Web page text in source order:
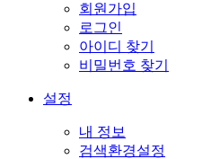
회원가입
로그인
아이디 찾기
비밀번호 찾기
설정
내 정보
검색환경설정